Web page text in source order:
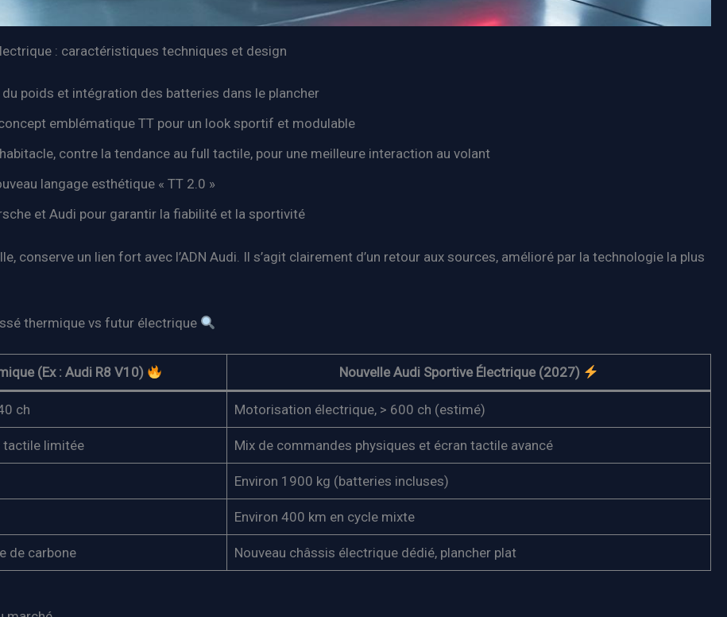
: caractéristiques techniques et design
poids et intégration des batteries dans le plancher
emblématique TT pour un look sportif et modulable
contre la tendance au full tactile, pour une meilleure interaction au volant
langage esthétique « TT 2.0 »
et Audi pour garantir la fiabilité et la sportivité
conserve un lien fort avec l’ADN Audi. Il s’agit clairement d’un retour aux sources, amélioré par la technologie la plus
thermique vs futur électrique
(Ex : Audi R8 V10) Nouvelle Audi Sportive Électrique (2027)
ch Motorisation électrique, > 600 ch (estimé)
tactile limitée Mix de commandes physiques et écran tactile avancé
Environ 1900 kg (batteries incluses)
Environ 400 km en cycle mixte
de carbone Nouveau châssis électrique dédié, plancher plat